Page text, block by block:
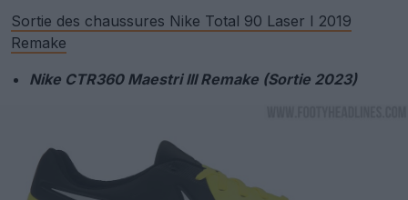
Sortie des chaussures Nike Total 90 Laser I 2019
Remake
Nike CTR360 Maestri III Remake (Sortie 2023)